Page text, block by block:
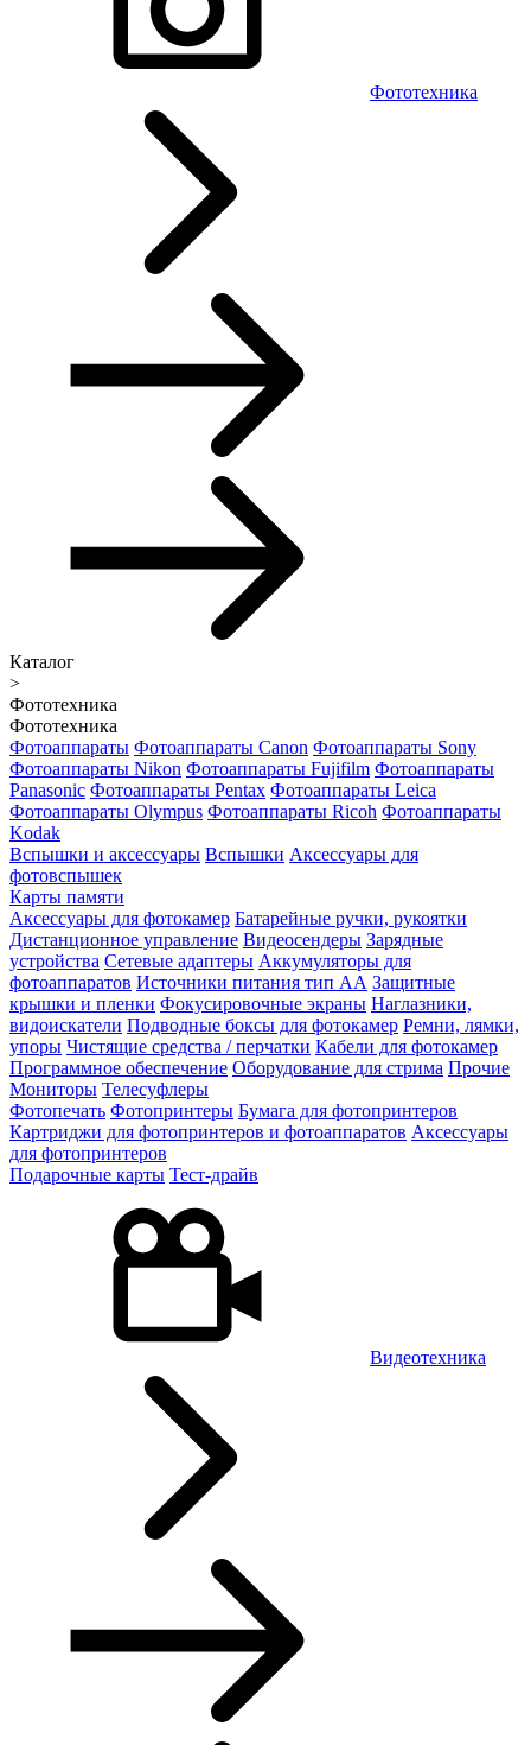
Фототехника
Каталог
>
Фототехника
Фототехника
Фотоаппараты Фотоаппараты Canon Фотоаппараты Sony
Фотоаппараты Nikon Фотоаппараты Fujifilm Фотоаппараты
Panasonic Фотоаппараты Pentax Фотоаппараты Leica
Фотоаппараты Olympus Фотоаппараты Ricoh Фотоаппараты
Kodak
Вспышки и аксессуары Вспышки Аксессуары для
фотовспышек
Карты памяти
Аксессуары для фотокамер Батарейные ручки, рукоятки
Дистанционное управление Видеосендеры Зарядные
устройства Сетевые адаптеры Аккумуляторы для
фотоаппаратов Источники питания тип АА Защитные
крышки и пленки Фокусировочные экраны Наглазники,
видоискатели Подводные боксы для фотокамер Ремни, лямки,
упоры Чистящие средства / перчатки Кабели для фотокамер
Программное обеспечение Оборудование для стрима Прочие
Мониторы Телесуфлеры
Фотопечать Фотопринтеры Бумага для фотопринтеров
Картриджи для фотопринтеров и фотоаппаратов Аксессуары
для фотопринтеров
Подарочные карты Тест-драйв
Видеотехника